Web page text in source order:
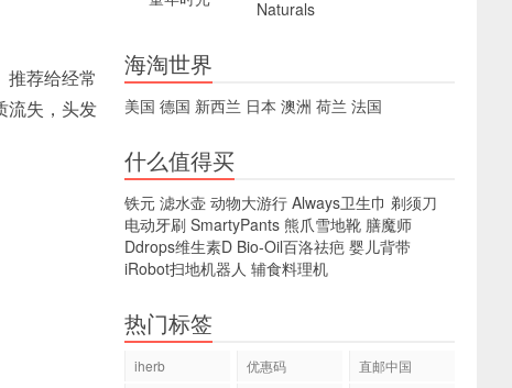
推荐给经常
流失，头发
Naturals
海淘世界
美国 德国 新西兰 日本 澳洲 荷兰 法国
什么值得买
铁元 滤水壶 动物大游行 Always卫生巾 剃须刀
电动牙刷 SmartyPants 熊爪雪地靴 膳魔师
Ddrops维生素D Bio-Oil百洛祛疤 婴儿背带
iRobot扫地机器人 辅食料理机
热门标签
iherb 优惠码
直邮中国